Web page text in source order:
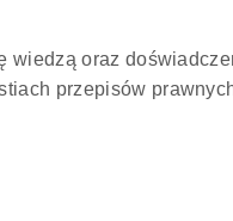
wiedzą oraz
przepisów